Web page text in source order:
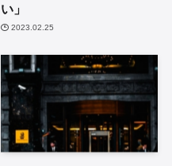
い」
2023.02.25